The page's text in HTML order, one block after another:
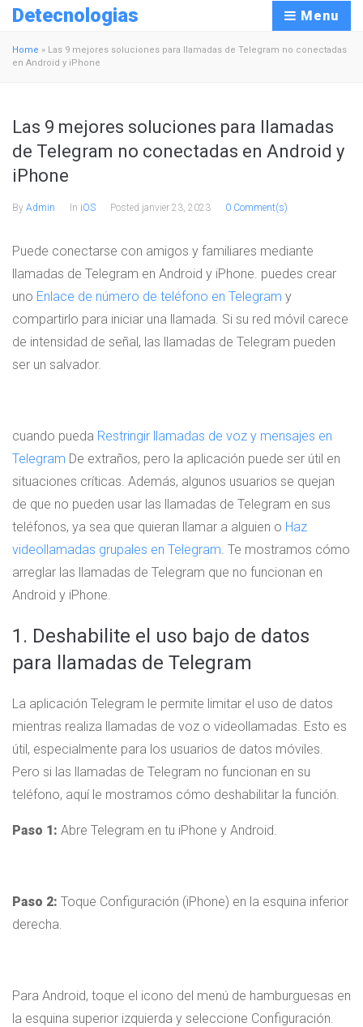
Detecnologias Menu
Home » Las 9 mejores soluciones para llamadas de Telegram no conectadas
en Android y iPhone
Las 9 mejores soluciones para llamadas
de Telegram no conectadas en Android y
iPhone
By Admin In iOS Posted janvier 23, 2023 0 Comment(s)
Puede conectarse con amigos y familiares mediante
llamadas de Telegram en Android y iPhone. puedes crear
uno Enlace de número de teléfono en Telegram y
compartirlo para iniciar una llamada. Si su red móvil carece
de intensidad de señal, las llamadas de Telegram pueden
ser un salvador.
cuando pueda Restringir llamadas de voz y mensajes en
Telegram De extraños, pero la aplicación puede ser útil en
situaciones críticas. Además, algunos usuarios se quejan
de que no pueden usar las llamadas de Telegram en sus
teléfonos, ya sea que quieran llamar a alguien o Haz
videollamadas grupales en Telegram. Te mostramos cómo
arreglar las llamadas de Telegram que no funcionan en
Android y iPhone.
1. Deshabilite el uso bajo de datos
para llamadas de Telegram
La aplicación Telegram le permite limitar el uso de datos
mientras realiza llamadas de voz o videollamadas. Esto es
útil, especialmente para los usuarios de datos móviles.
Pero si las llamadas de Telegram no funcionan en su
teléfono, aquí le mostramos cómo deshabilitar la función.
Paso 1: Abre Telegram en tu iPhone y Android.
Paso 2: Toque Configuración (iPhone) en la esquina inferior
derecha.
Para Android, toque el icono del menú de hamburguesas en
la esquina superior izquierda y seleccione Configuración.